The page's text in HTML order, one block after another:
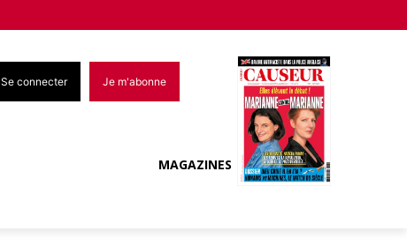
Se connecter Je m'abonne
MAGAZINES